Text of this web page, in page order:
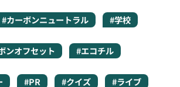
#カーボンニュートラル #学校
ンオフセット #エコチル
#PR #クイズ #ライブ